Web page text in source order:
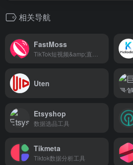
相关导航
FastMoss
Uten
Etsyshop
数据选品工具
Tikmeta
Tiktok数据分析工具